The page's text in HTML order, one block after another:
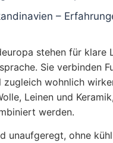
stehen für klare
Sie verbinden
zugleich wohnlich
Leinen und
werden.
unaufgeregt, ohne